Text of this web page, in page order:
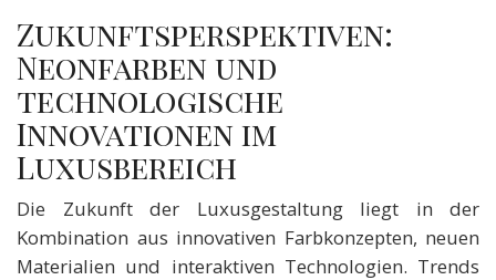
Zukunftsperspektiven:
Neonfarben und
technologische
Innovationen im
Luxusbereich
Die Zukunft der Luxusgestaltung liegt in der
Kombination aus innovativen Farbkonzepten, neuen
Materialien und interaktiven Technologien. Trends